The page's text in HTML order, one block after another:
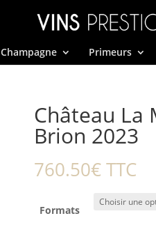
Champagne Primeurs
Château La
Brion 2023
760.50€TTC
Formats